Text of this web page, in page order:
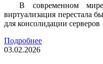
В современном
виртуализация перестала
для консолидации серверов
Подробнее
03.02.2026